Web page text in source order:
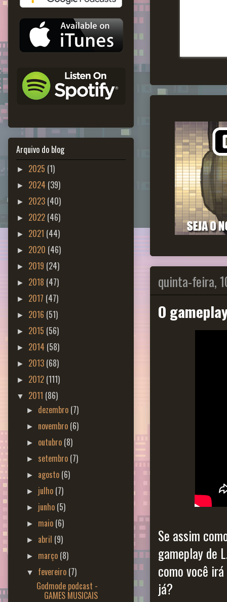
quinta-feira,
O
Se assim
gameplay de
como você
já?
Arquivo do blog
► 2025 (1)
► 2024 (39)
► 2023 (40)
► 2022 (46)
► 2021 (44)
► 2020 (46)
► 2019 (24)
► 2018 (47)
► 2017 (47)
► 2016 (51)
► 2015 (56)
► 2014 (58)
► 2013 (68)
► 2012 (111)
▼ 2011 (86)
► dezembro (7)
► novembro (6)
► outubro (8)
► setembro (7)
► agosto (6)
► julho (7)
► junho (5)
► maio (6)
► abril (9)
► março (8)
▼ fevereiro (7)
Godmode podcast -
GAMES MUSICAIS